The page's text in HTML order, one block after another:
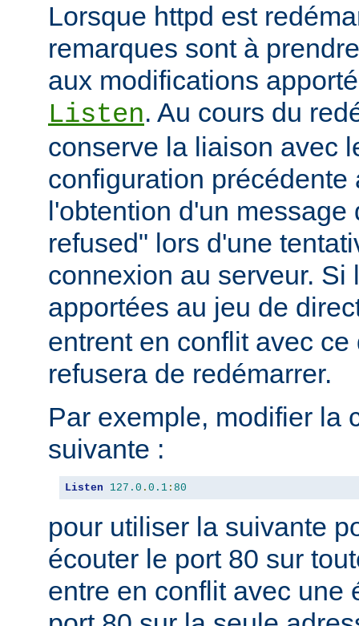
Lorsque httpd est
remarques sont à
aux modifications
Listen. Au cours du
conserve la liaison avec
configuration précédente
l'obtention d'un
refused" lors d'une
connexion au serveur. Si
apportées au jeu de
entrent en conflit avec
refusera de redémarrer.
Par exemple, modifier la
suivante :
Listen 127.0 . 0.1 : 80
pour utiliser la suivante
écouter le port 80 sur
entre en conflit avec une